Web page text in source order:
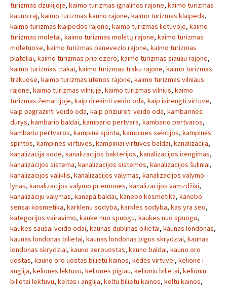
turizmas dzukijoje, kaimo turizmas ignalinos rajone, kaimo turizmas
kauno raj, kaimo turizmas kauno rajone, kaimo turizmas klaipeda,
kaimo turizmas klaipedos rajone, kaimo turizmas lietuvoje, kaimo
turizmas moletai, kaimo turizmas molėtų rajone, kaimo turizmas
moletuose, kaimo turizmas panevezio rajone, kaimo turizmas
plateliai, kaimo turizmas prie ezero, kaimo turizmas siauliu rajone,
kaimo turizmas trakai, kaimo turizmas traku rajone, kaimo turizmas
trakuose, kaimo turizmas utenos rajone, kaimo turizmas vilniaus
rajone, kaimo turizmas vilniuje, kaimo turizmas vilnius, kaimo
turizmas žemaitijoje, kaip drekinti veido oda, kaip isirengti virtuve,
kaip pagrazinti veido oda, kaip priziureti veido oda, kambarines
durys, kambario baldai, kambario pertvara, kambario pertvaros,
kambariu pertvaros, kampinė spinta, kampines sekcijos, kampinės
spintos, kampines virtuves, kampiniai virtuves baldai, kanalizacija,
kanalizacija sode, kanalizacijos bakterijos, kanalizacijos irengimas,
kanalizacijos sistema, kanalizacijos sistemos, kanalizacijos šuliniai,
kanalizacijos valiklis, kanalizacijos valymas, kanalizacijos valymo
lynas, kanalizacijos valymo priemones, kanalizacijos vamzdžiai,
kanalizaciju valymas, kanapa baldai, kanebo kosmetika, kanebo
sensai kosmetika, karklenu sodyba, karkles sodyba, kas yra seo,
kategorijos vairavimo, kauke nuo spuogu, kaukes nuo spuogu,
kaukes sausai veido odai, kaunas dublinas bilietai, kaunas londonas,
kaunas londonas bilietai, kaunas londonas pigus skrydziai, kaunas
londonas skrydziai, kauno aerouostas, kauno baldai, kauno oro
uostas, kauno oro uostas bilietu kainos, kėdės virtuvei, kelione i
anglija, kelionės lėktuvu, keliones pigiau, kelioniu bilietai, kelioniu
bilietai lektuvu, keltas i anglija, keltu bilietu kainos, keltu kainos,